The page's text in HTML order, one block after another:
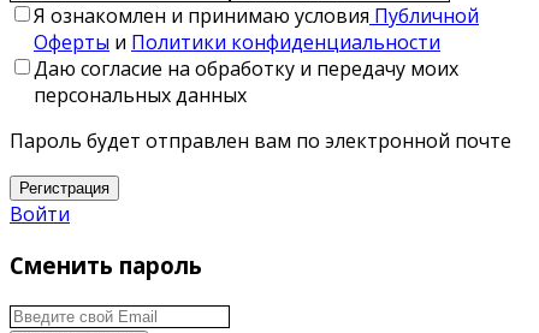
Я ознакомлен и принимаю условия Публичной
Оферты и Политики конфиденциальности
Даю согласие на обработку и передачу моих
персональных данных
Пароль будет отправлен вам по электронной почте
Регистрация
Войти
Сменить пароль